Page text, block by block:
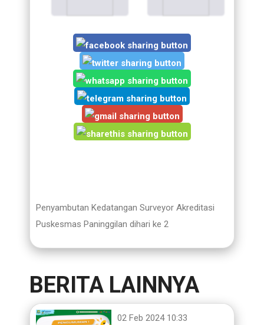
Penyambutan Kedatangan Surveyor Akreditasi
Puskesmas Paninggilan dihari ke 2
BERITA LAINNYA
02 Feb 2024 10:33